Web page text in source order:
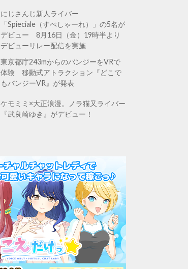
にじさんじ新人ライバー
「Spieciale（すぺしゃーれ）」の5名が
デビュー 8月16日（金）19時半より
デビューリレー配信を実施
東京都庁243mからのバンジーをVRで
体験 移動式アトラクション『どこで
もバンジーVR』が発表
ケモミミ×大正浪漫。ノラ猫又ライバー
『武良崎ゆき』がデビュー！